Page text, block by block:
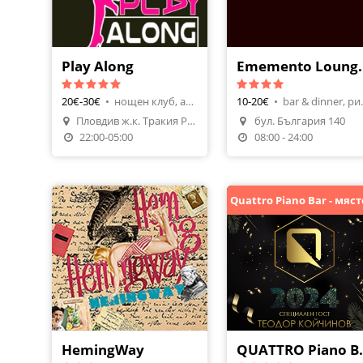
Play Along
20€-30€ •
нощен клуб, алкохол
Пловдив ж.к. Тракия РУМ ТРАКИЯ
22:00-05:00
Направи Резервация
10-20€ •
bar
бул. България 140
08:00 - 24:00
HemingWay